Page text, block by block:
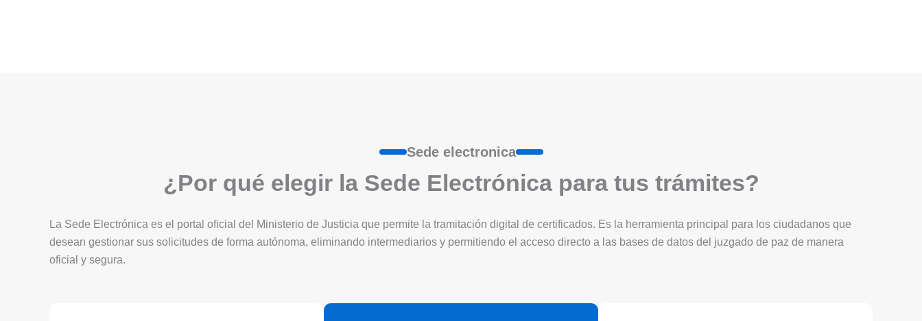
Sede electronica
¿Por qué elegir la Sede Electrónica para tus trámites?
La Sede Electrónica es el portal oficial del Ministerio de Justicia que permite la tramitación digital de certificados. Es la herramienta principal para los ciudadanos que
desean gestionar sus solicitudes de forma autónoma, eliminando intermediarios y permitiendo el acceso directo a las bases de datos del juzgado de paz de manera
oficial y segura.